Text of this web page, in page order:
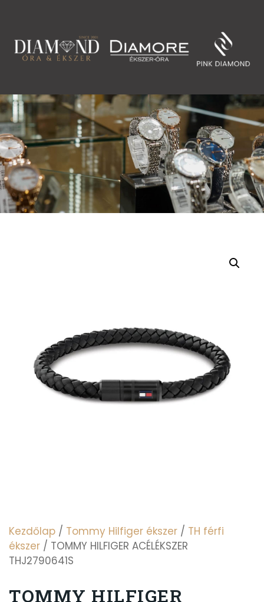
Kezdőlap / Tommy Hilfiger ékszer / TH férfi
ékszer / TOMMY HILFIGER ACÉLÉKSZER
THJ2790641S
TOMMY HILFIGER